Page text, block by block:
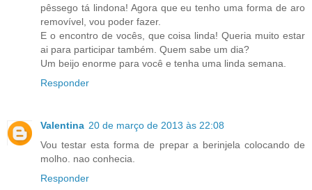
pêssego tá lindona! Agora que eu tenho uma forma de aro
removível, vou poder fazer.
E o encontro de vocês, que coisa linda! Queria muito estar
ai para participar também. Quem sabe um dia?
Um beijo enorme para você e tenha uma linda semana.
Responder
Valentina 20 de março de 2013 às 22:08
Vou testar esta forma de prepar a berinjela colocando de
molho. nao conhecia.
Responder